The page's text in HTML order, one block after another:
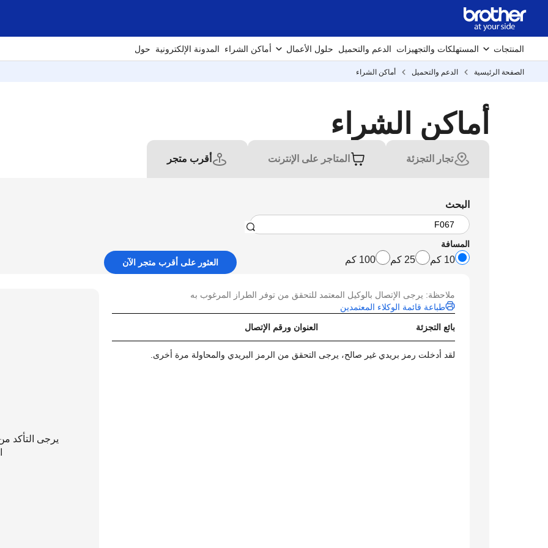
المنتجات المستهلكات والتجهيزات الدعم والتحميل حلول الأعمال أماكن الشراء المدونة الإلكترونية حول
الصفحة الرئيسية الدعم والتحميل أماكن الشراء
أماكن الشراء
تجار التجزئة المتاجر على الإنترنت أقرب متجر
البحث
المسافة
10 كم 25 كم 100 كم العثور على أقرب متجر الآن
ملاحظة: يرجى الإتصال بالوكيل المعتمد للتحقق من توفر الطراز المرغوب به
طباعة قائمة الوكلاء المعتمدين
بائع التجزئة العنوان ورقم الإتصال
لقد أدخلت رمز بريدي غير صالح، يرجى التحقق من الرمز البريدي والمحاولة مرة أخرى.
يرجى التأكد